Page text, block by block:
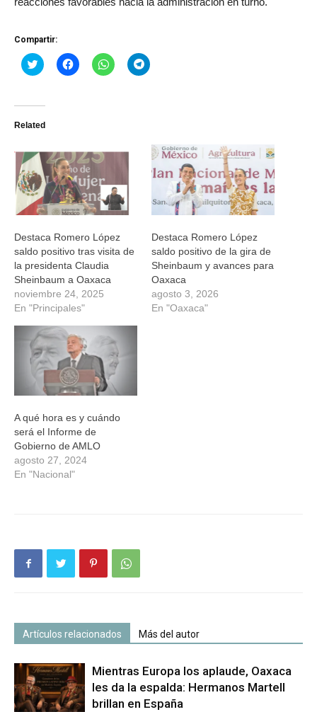
Compartir:
Haz
clic
Twitter
abre
ventana
nueva)
Haz
clic
ventana
nueva)
Haz
clic
ventana
Haz
clic
una
ventana
nueva)
Related
Destaca Romero López
saldo positivo tras visita de
la presidenta Claudia
Sheinbaum a Oaxaca
noviembre 24, 2025
En "Principales"
Destaca Romero López
saldo positivo de la gira de
Sheinbaum y avances para
Oaxaca
agosto 3, 2026
En "Oaxaca"
A qué hora es y cuándo
será el Informe de
Gobierno de AMLO
agosto 27, 2024
En "Nacional"
Artículos relacionados Más del autor
Mientras Europa los aplaude, Oaxaca
les da la espalda: Hermanos Martell
brillan en España